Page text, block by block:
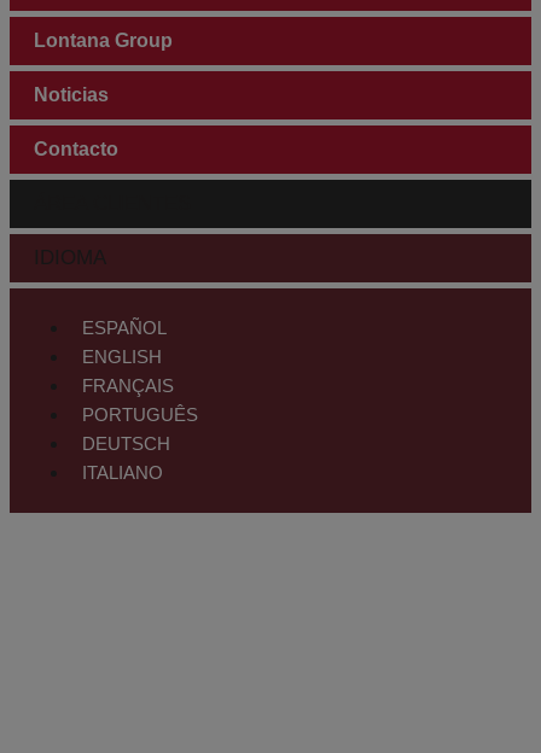
Lontana Group
Noticias
Contacto
IDIOMA
ESPAÑOL
ENGLISH
FRANÇAIS
PORTUGUÊS
DEUTSCH
ITALIANO